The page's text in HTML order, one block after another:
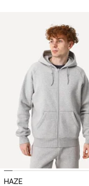
HAZE